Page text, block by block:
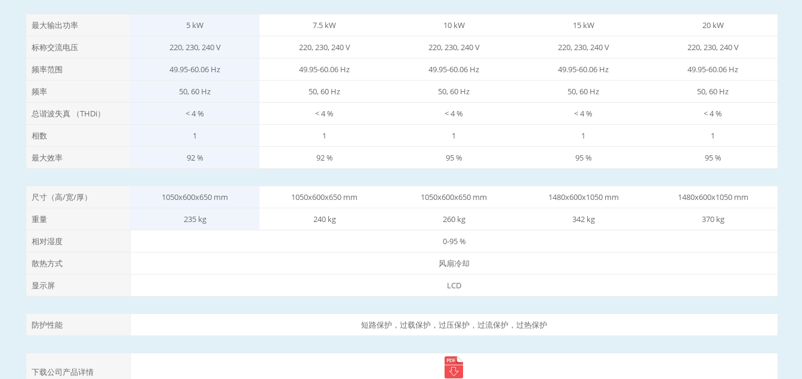
最大输出功率 5 kW 7.5 kW 10 kW 15 kW 20 kW
标称交流电压 220, 230, 240 V 220, 230, 240 V 220, 230, 240 V 220, 230, 240 V 220, 230, 240 V
频率范围 49.95-60.06 Hz 49.95-60.06 Hz 49.95-60.06 Hz 49.95-60.06 Hz 49.95-60.06 Hz
频率 50, 60 Hz 50, 60 Hz 50, 60 Hz 50, 60 Hz 50, 60 Hz
总谐波失真 （THDi） < 4 % < 4 % < 4 % < 4 % < 4 %
相数 1 1 1 1 1
最大效率 92 % 92 % 95 % 95 % 95 %
尺寸（高/宽/厚） 1050x600x650 mm 1050x600x650 mm 1050x600x650 mm 1480x600x1050 mm 1480x600x1050 mm
重量 235 kg 240 kg 260 kg 342 kg 370 kg
相对湿度 0-95 %
散热方式 风扇冷却
显示屏 LCD
防护性能 短路保护，过载保护，过压保护，过流保护，过热保护
下载公司产品详情